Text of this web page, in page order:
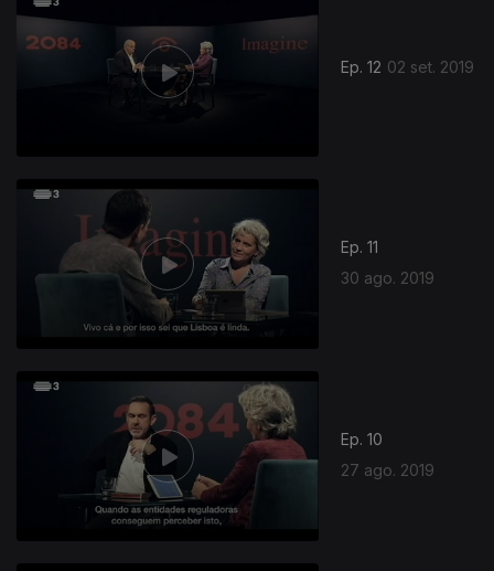
Ep. 12 02 set. 2019
Ep. 11
30 ago. 2019
Ep. 10
27 ago. 2019